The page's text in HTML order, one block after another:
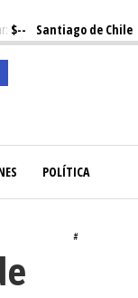
$-- Santiago de Chile
POLÍTICA
#